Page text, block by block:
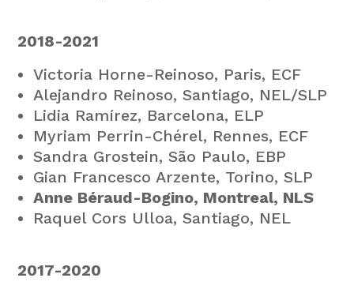
2018-2021
Victoria Horne-Reinoso, Paris, ECF
Alejandro Reinoso, Santiago, NEL/SLP
Lidia Ramírez, Barcelona, ELP
Myriam Perrin-Chérel, Rennes, ECF
Sandra Grostein, São Paulo, EBP
Gian Francesco Arzente, Torino, SLP
Anne Béraud-Bogino, Montreal, NLS
Raquel Cors Ulloa, Santiago, NEL
2017-2020